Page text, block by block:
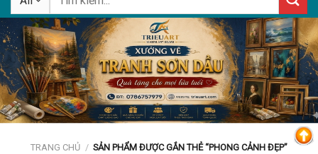
TRANG CHỦ / SẢN PHẨM ĐƯỢC GẮN THẺ “PHONG CẢNH ĐẸP”